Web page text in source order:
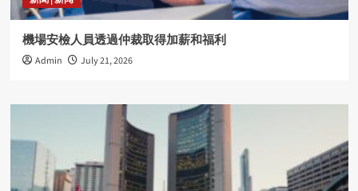
機場安檢人員透過仲裁取得加薪和福利
Admin July 21, 2026